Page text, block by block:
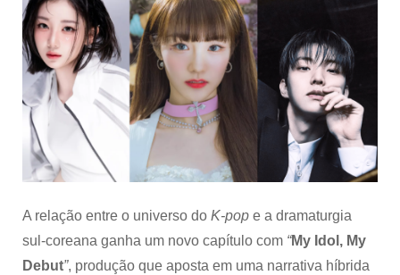
Debut”:
THE
BOYZ,
WOOAH
tripleS
novo
drama
A relação entre o universo do K-pop e a dramaturgia
sul-coreana ganha um novo capítulo com “My Idol, My
Debut”, produção que aposta em uma narrativa híbrida